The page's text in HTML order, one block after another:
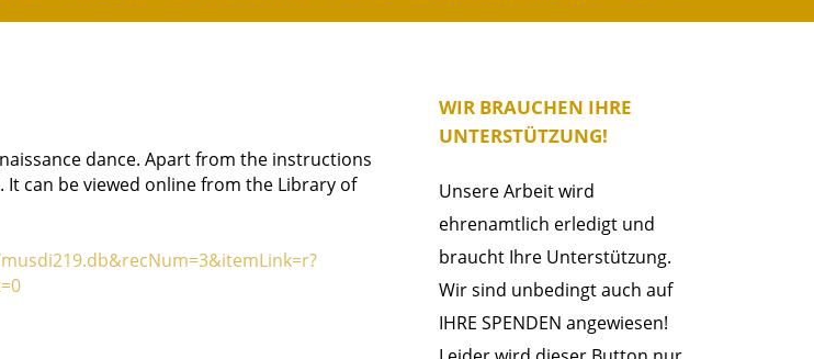
dance. Apart from the instructions
can be viewed online from the Library of
WIR BRAUCHEN IHRE
UNTERSTÜTZUNG!
Unsere Arbeit wird
ehrenamtlich erledigt und
braucht Ihre Unterstützung.
Wir sind unbedingt auch auf
IHRE SPENDEN angewiesen!